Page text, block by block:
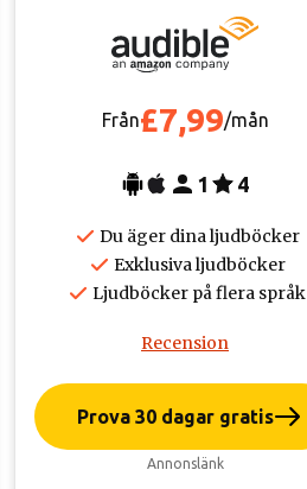
Från£7,99/mån
1 4
Du äger dina ljudböcker
Exklusiva ljudböcker
Ljudböcker på flera språk
Recension
Prova 30 dagar gratis
Annonslänk